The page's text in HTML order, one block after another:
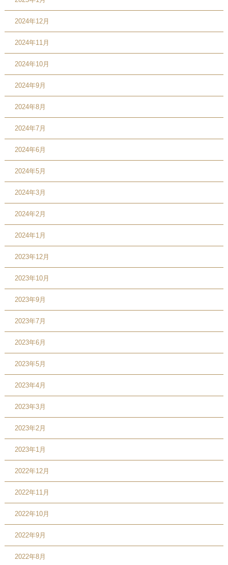
2024年12月
2024年11月
2024年10月
2024年9月
2024年8月
2024年7月
2024年6月
2024年5月
2024年3月
2024年2月
2024年1月
2023年12月
2023年10月
2023年9月
2023年7月
2023年6月
2023年5月
2023年4月
2023年3月
2023年2月
2023年1月
2022年12月
2022年11月
2022年10月
2022年9月
2022年8月